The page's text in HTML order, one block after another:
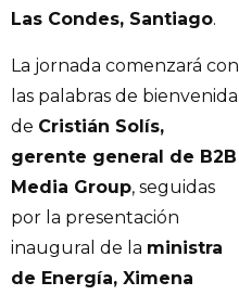
Las Condes, Santiago.
La jornada comenzará con
las palabras de bienvenida
de Cristián Solís,
gerente general de B2B
Media Group, seguidas
por la presentación
inaugural de la ministra
de Energía, Ximena